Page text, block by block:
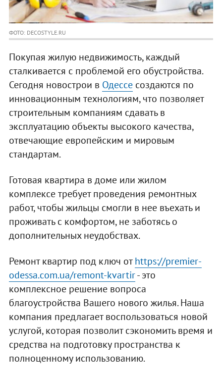
ФОТО: DECOSTYLE.RU
Покупая жилую недвижимость, каждый
сталкивается с проблемой его обустройства.
Сегодня новострои в Одессесоздаются по
инновационным технологиям, что позволяет
строительным компаниям сдавать в
эксплуатацию объекты высокого качества,
отвечающие европейским и мировым
стандартам.
Готовая квартира в доме или жилом
комплексе требует проведения ремонтных
работ, чтобы жильцы смогли в нее въехать и
проживать с комфортом, не заботясь о
дополнительных неудобствах.
Ремонт квартир под ключ отhttps://premier-
odessa.com.ua/remont-kvartir- это
комплексное решение вопроса
благоустройства Вашего нового жилья. Наша
компания предлагает воспользоваться новой
услугой, которая позволит сэкономить время и
средства на подготовку пространства к
полноценному использованию.